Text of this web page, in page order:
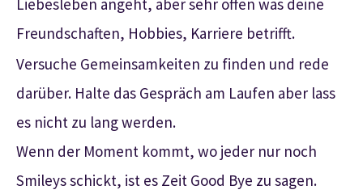
Liebesleben angeht, aber sehr offen was deine
Freundschaften, Hobbies, Karriere betrifft.
Versuche Gemeinsamkeiten zu finden und rede
darüber. Halte das Gespräch am Laufen aber lass
es nicht zu lang werden.
Wenn der Moment kommt, wo jeder nur noch
Smileys schickt, ist es Zeit Good Bye zu sagen.